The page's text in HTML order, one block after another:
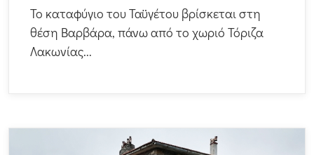
Το καταφύγιο του Ταϋγέτου βρίσκεται στη
θέση Βαρβάρα, πάνω από το χωριό Τόριζα
Λακωνίας...